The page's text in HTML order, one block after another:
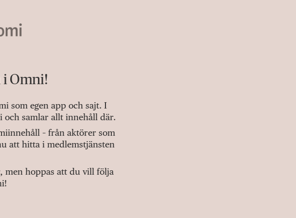
Omni!
som egen app och sajt. I
och samlar allt innehåll där.
– från aktörer som
att hitta i medlemstjänsten
men hoppas att du vill följa